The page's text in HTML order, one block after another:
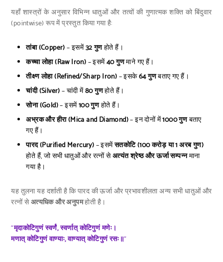
यहाँ शास्त्रों के अनुसार विभिन्न धातुओं और तत्वों की गुणात्मक शक्ति को बिंदुवार
(pointwise) रूप में प्रस्तुत किया गया है:
तांबा (Copper)– इसमें32 गुणहोते हैं।
कच्चा लोहा (Raw Iron)– इसमें40 गुणमाने गए हैं।
तीक्ष्ण लोहा (Refined/Sharp Iron)– इसके64 गुणबताए गए हैं।
चांदी (Silver)– चांदी में80 गुणहोते हैं।
सोना (Gold)– इसमें100 गुणहोते हैं।
अभ्रक और हीरा (Mica and Diamond)– इन दोनों में1000 गुणबताए
गए हैं।
पारद (Purified Mercury)– इसमेंसतकोटि (100 करोड़ या 1 अरब गुण)
होते हैं, जो सभी धातुओं और रत्नों सेअत्यंत श्रेष्ठ और ऊर्जा सम्पन्नमाना
गया है।
यह तुलना यह दर्शाती है कि पारद की ऊर्जा और प्रभावशीलता अन्य सभी धातुओं और
रत्नों सेअत्यधिक और अनुपमहोती है।
“मृदाकोटिगुणं स्वर्णं, स्वर्णात् कोटिगुणं मणेः।
मणात् कोटिगुणं वाण्याः, वाण्यात् कोटिगुणं रसः॥“